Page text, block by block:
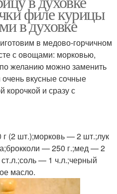
филе курицы
в духовке
в медово-горчичном
с овощами: морковью,
желанию можно заменить
вкусные сочные
корочкой и сразу с
(2 шт.);морковь — 2 шт.;лук
— 250 г.;мед — 2
— 1 ч.л.;черный
масло.